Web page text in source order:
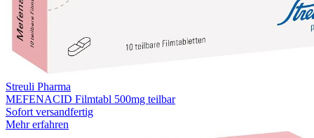
Streuli Pharma
MEFENACID Filmtabl 500mg teilbar
Sofort versandfertig
Mehr erfahren